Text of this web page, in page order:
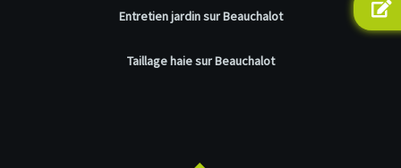
Entretien jardin sur Beauchalot
Taillage haie sur Beauchalot